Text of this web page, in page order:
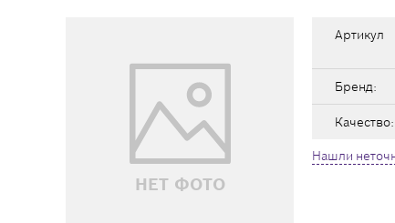
НЕТ ФОТО
Артикул
Бренд:
Качество:
Нашли